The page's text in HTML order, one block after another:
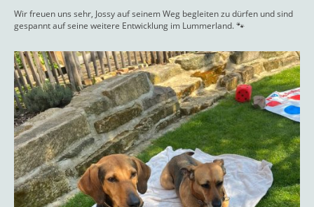
Wir freuen uns sehr, Jossy auf seinem Weg begleiten zu dürfen und sind
gespannt auf seine weitere Entwicklung im Lummerland. 🐾